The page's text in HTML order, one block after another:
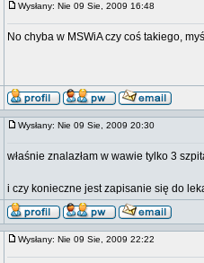
Wysłany: Nie 09 Sie, 2009 16:48
No chyba w MSWiA czy coś takiego,
Wysłany: Nie 09 Sie, 2009 20:30
właśnie znalazłam w wawie tylko 3
i czy konieczne jest zapisanie się do
Wysłany: Nie 09 Sie, 2009 22:22